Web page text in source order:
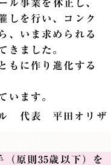
ル事業を休止し、
しを行い、コンク
、いま求められる
きました。
もに作り進化する
います。
ル 代表 平田オリザ
（原則35歳以下）を